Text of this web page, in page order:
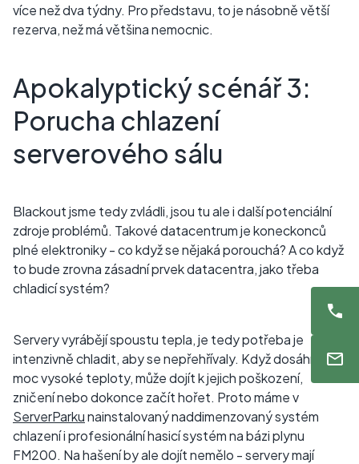
více než dva týdny. Pro představu, to je násobně větší
rezerva, než má většina nemocnic.
Apokalyptický scénář 3:
Porucha chlazení
serverového sálu
Blackout jsme tedy zvládli, jsou tu ale i další potenciální
zdroje problémů. Takové datacentrum je koneckonců
plné elektroniky - co když se nějaká porouchá? A co když
to bude zrovna zásadní prvek datacentra, jako třeba
chladicí systém?
Servery vyrábějí spoustu tepla, je tedy potřeba je
intenzivně chladit, aby se nepřehřívaly. Když dosáhnou
moc vysoké teploty, může dojít k jejich poškození,
zničení nebo dokonce začít hořet. Proto máme v
ServerParkunainstalovaný naddimenzovaný systém
chlazení i profesionální hasicí systém na bázi plynu
FM200. Na hašení by ale dojít nemělo - servery mají